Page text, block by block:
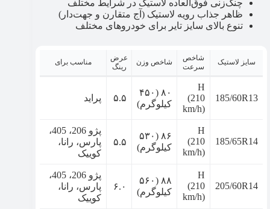
چنگ‌زنی فوق‌العاده لاستیک در شرایط مختلف
ظاهر جذاب رویه لاستیک (آج متقارن و جهت‌دار)
تنوع بالای سایز تایر برای خودروهای مختلف
سایز لاستیک
شاخص
سرعت
شاخص وزن
عرض
رینگ
مناسب برای
185/60R13
H
(210
km/h)
۸۰ (۴۵۰
کیلوگرم)
۵.۵ پراید
185/65R14
H
(210
km/h)
۸۶ (۵۳۰
کیلوگرم)
۵.۵
پژو 206، 405،
پارس، رانا،
کوییک
205/60R14
H
(210
km/h)
۸۸ (۵۶۰
کیلوگرم)
۶.۰
پژو 206، 405،
پارس، رانا،
کوییک